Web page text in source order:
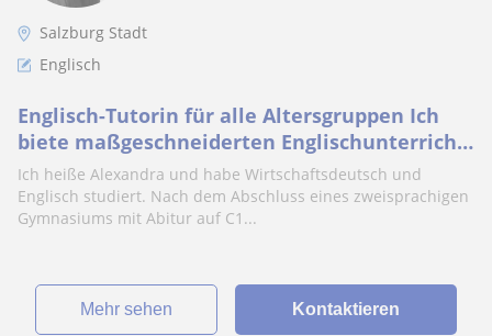
Salzburg Stadt
Englisch
Englisch-Tutorin für alle Altersgruppen Ich
biete maßgeschneiderten Englischunterricht
für Schüler und Erwachsene, um Ihre Sprach
Ich heiße Alexandra und habe Wirtschaftsdeutsch und
Englisch studiert. Nach dem Abschluss eines zweisprachigen
Gymnasiums mit Abitur auf C1...
Mehr sehen Kontaktieren